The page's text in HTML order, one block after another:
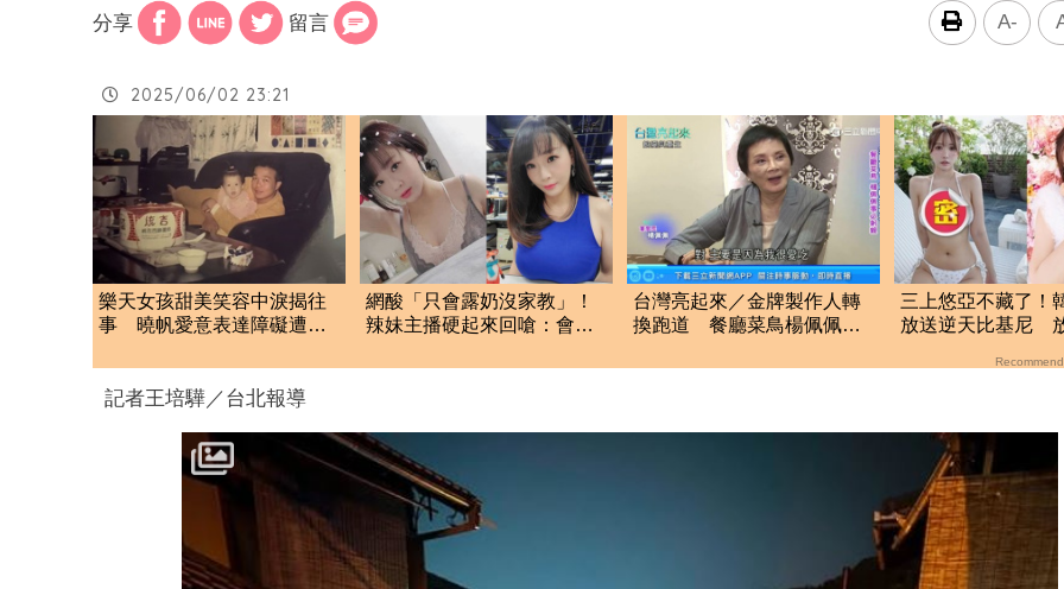
分享 留言 A-
2025/06/02 23:21
樂天女孩甜美笑容中淚揭往
事 曉帆愛意表達障礙遭
網酸「只會露奶沒家教」！
辣妹主播硬起來回嗆：會繼
台灣亮起來／金牌製作人轉
換跑道 餐廳菜鳥楊佩佩事
三上悠亞不藏了！
放送逆天比基尼
記者王培驊／台北報導